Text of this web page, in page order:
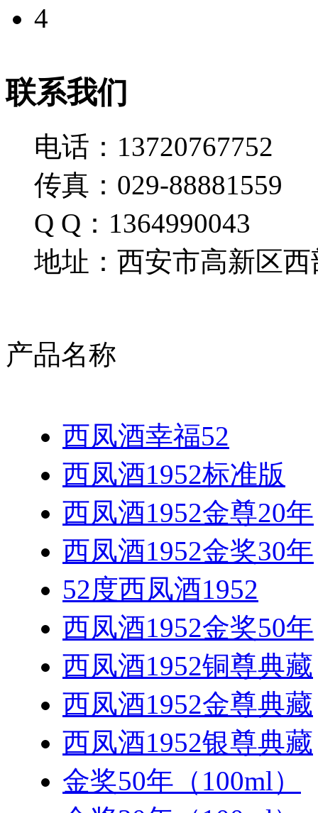
4
联系我们
电话：13720767752
传真：029-88881559
Q Q：1364990043
地址：西安市高新区西
产品名称
西凤酒幸福52
西凤酒1952标准版
西凤酒1952金尊20年
西凤酒1952金奖30年
52度西凤酒1952
西凤酒1952金奖50年
西凤酒1952铜尊典藏
西凤酒1952金尊典藏
西凤酒1952银尊典藏
金奖50年（100ml）